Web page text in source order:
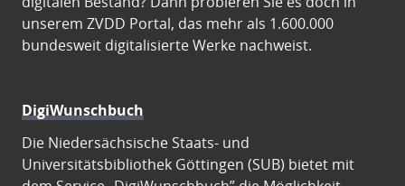
unserem ZVDD Portal, das mehr als 1.600.000
bundesweit digitalisierte Werke nachweist.
DigiWunschbuch
Die Niedersächsische Staats- und
Universitätsbibliothek Göttingen (SUB) bietet mit